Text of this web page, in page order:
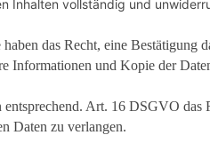
Inhalten vollständig und
haben das Recht, eine Bestätigung
Informationen und Kopie der
entsprechend. Art. 16 DSGVO
Daten zu verlangen.